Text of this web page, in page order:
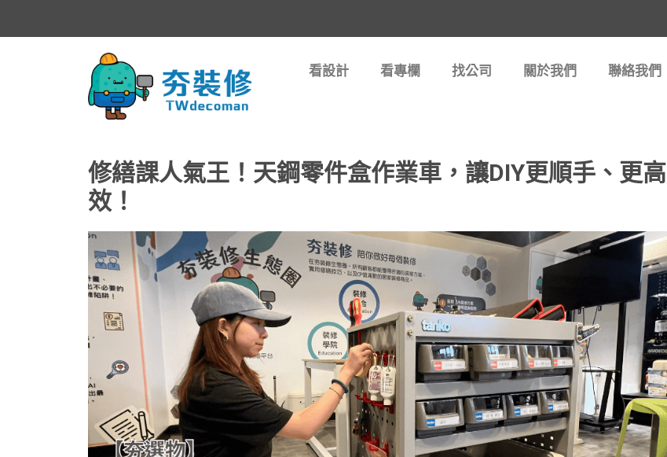
看設計 看專欄 找公司 關於我們 聯絡我們
修繕課人氣王！天鋼零件盒作業車，讓DIY更順手、更高
效！